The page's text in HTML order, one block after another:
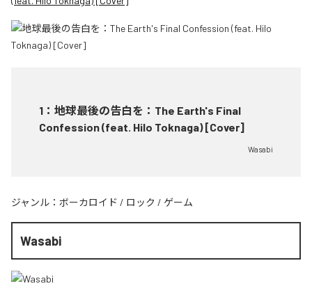
1 ： 地球最後の告白を：The Earth's Final
Confession (feat. Hilo Toknaga) [Cover]
Wasabi
ジャンル： ボーカロイド / ロック / ゲーム
Wasabi